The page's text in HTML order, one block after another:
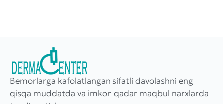
Bemorlarga kafolatlangan sifatli davolashni eng
qisqa muddatda va imkon qadar maqbul narxlarda